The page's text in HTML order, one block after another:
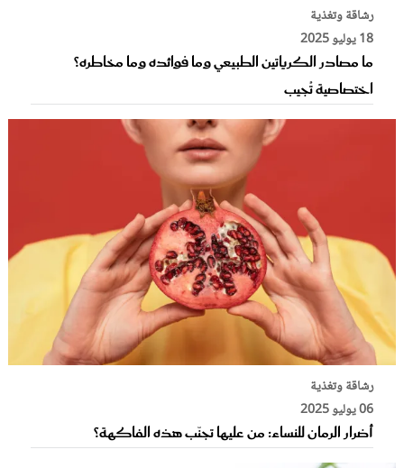
رشاقة وتغذية
18 يوليو 2025
ما مصادر الكرياتين الطبيعي وما فوائده وما مخاطره؟
اختصاصية تُجيب
رشاقة وتغذية
06 يوليو 2025
أضرار الرمان للنساء: من عليها تجنّب هذه الفاكهة؟